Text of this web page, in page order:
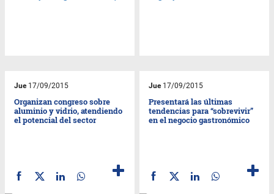
Jue17/09/2015
Organizan congreso sobre
aluminio y vidrio, atendiendo
el potencial del sector
Jue17/09/2015
Presentará las últimas
tendencias para “sobrevivir”
en el negocio gastronómico